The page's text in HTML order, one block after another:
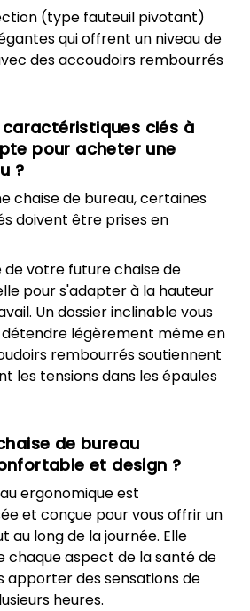
(type fauteuil pivotant)
qui offrent un niveau de
des accoudoirs rembourrés
clés à
pour acheter une
?
chaise de bureau, certaines
doivent être prises en
de votre future chaise de
pour s'adapter à la hauteur
Un dossier inclinable vous
légèrement même en
rembourrés soutiennent
les tensions dans les épaules
de bureau
et design ?
ergonomique est
et conçue pour vous offrir un
long de la journée. Elle
aspect de la santé de
apporter des sensations de
heures.